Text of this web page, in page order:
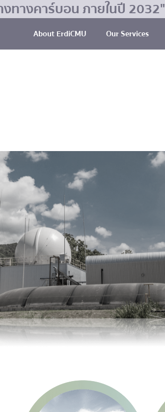
ทางคาร์บอน ภายในปี 2032"
About ErdiCMU Our Services